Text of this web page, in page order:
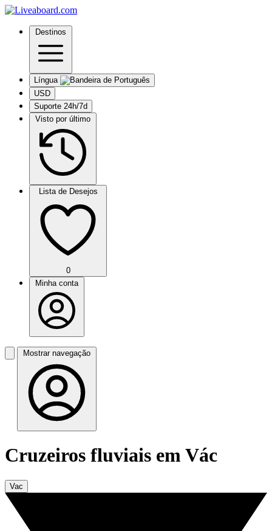
Destinos
Língua
USD
Suporte 24h/7d
Visto por último
Lista de Desejos
0
Minha conta
Mostrar navegação
Cruzeiros fluviais em Vác
Vac